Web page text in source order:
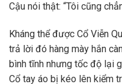
Cậu nói thật: “Tôi cũng
Kháng thể được Cổ Viễn
trả lời đó hàng mày hắn
bình tĩnh nhưng tốc độ lại
Cổ tay áo bị kéo lên kiểm